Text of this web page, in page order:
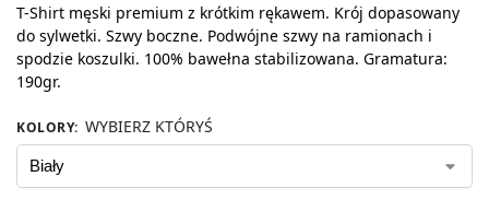
T-Shirt męski premium z krótkim rękawem. Krój dopasowany
do sylwetki. Szwy boczne. Podwójne szwy na ramionach i
spodzie koszulki. 100% bawełna stabilizowana. Gramatura:
190gr.
KOLORY: WYBIERZ KTÓRYŚ